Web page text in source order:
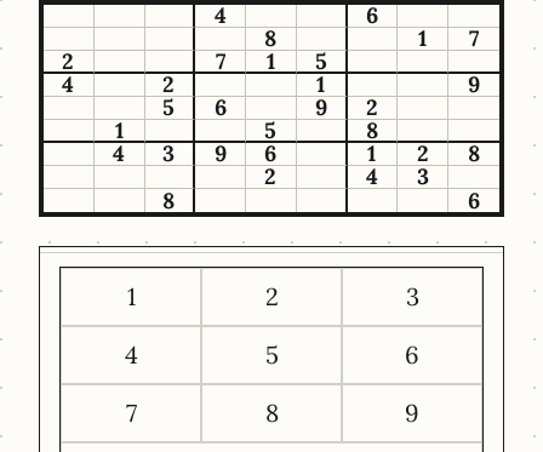
4
6
8
1
7
2
7 1
5
4
2 1
9
5
6 9
2
1
5
8
4
3 9 6 1 2
8
2
4
3
8
6
1 2
3
4
5
6
7
8 9